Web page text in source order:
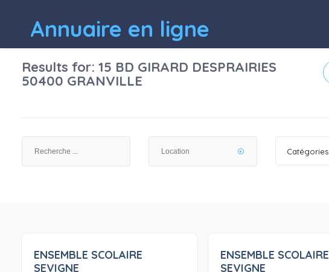
Annuaire en ligne
Results for:15 BD GIRARD DESPRAIRIES
50400 GRANVILLE
Catégories
ENSEMBLE SCOLAIRE
SEVIGNE
ENSEMBLE SCOLAIRE
SEVIGNE